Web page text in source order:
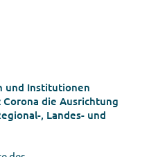
und Institutionen
die Ausrichtung
, Landes- und